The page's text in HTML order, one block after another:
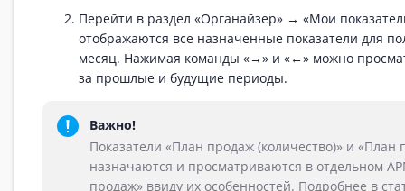
Перейти в раздел «Органайзер» → «Мои
отображаются все назначенные показатели для
месяц. Нажимая команды «→» и «←» можно
за прошлые и будущие периоды.
Важно!
Показатели «План продаж (количество)» и «План
назначаются и просматриваются в отдельном
продаж» ввиду их особенностей. Подробнее в